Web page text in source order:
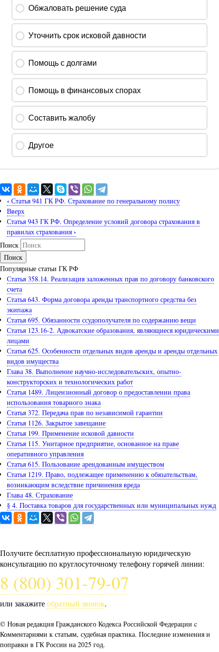
‹ Статья 941 ГК РФ. Страхование по генеральному полису
Вверх
Статья 943 ГК РФ. Определение условий договора страхования в
правилах страхования ›
Поиск
Популярные статьи ГК РФ
Статья 358.14. Реализация заложенных прав по договору банковского
счета
Статья 643. Форма договора аренды транспортного средства без
экипажа
Статья 695. Обязанности ссудополучателя по содержанию вещи
Статья 123.16-2. Адвокатские образования, являющиеся юридическими
лицами
Статья 625. Особенности отдельных видов аренды и аренды отдельных
видов имущества
Глава 38. Выполнение научно-исследовательских, опытно-
конструкторских и технологических работ
Статья 1489. Лицензионный договор о предоставлении права
использования товарного знака
Статья 372. Передача прав по независимой гарантии
Статья 1126. Закрытое завещание
Статья 199. Применение исковой давности
Статья 115. Унитарное предприятие, основанное на праве
оперативного управления
Статья 615. Пользование арендованным имуществом
Статья 1219. Право, подлежащее применению к обязательствам,
возникающим вследствие причинения вреда
Глава 48. Страхование
§ 4. Поставка товаров для государственных или муниципальных нужд
Получите бесплатную профессиональную юридическую
консультацию по круглосуточному телефону горячей линии:
8 (800) 301-79-07
или закажитеобратный звонок.
© Новая редакция Гражданского Кодекса Российской Федерации c
Комментариями к статьям, судебная практика. Последние изменения и
поправки в ГК России на 2025 год.